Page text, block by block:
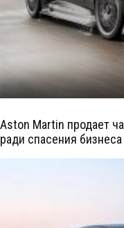
Aston Martin продает
ради спасения бизнеса